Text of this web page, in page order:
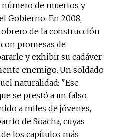
de muertos y
Gobierno. En 2008,
de la construcción
promesas de
y exhibir su cadáver
enemigo. Un soldado
naturalidad: "Ese
se prestó a un falso
a miles de jóvenes,
de Soacha, cuyas
los capítulos más